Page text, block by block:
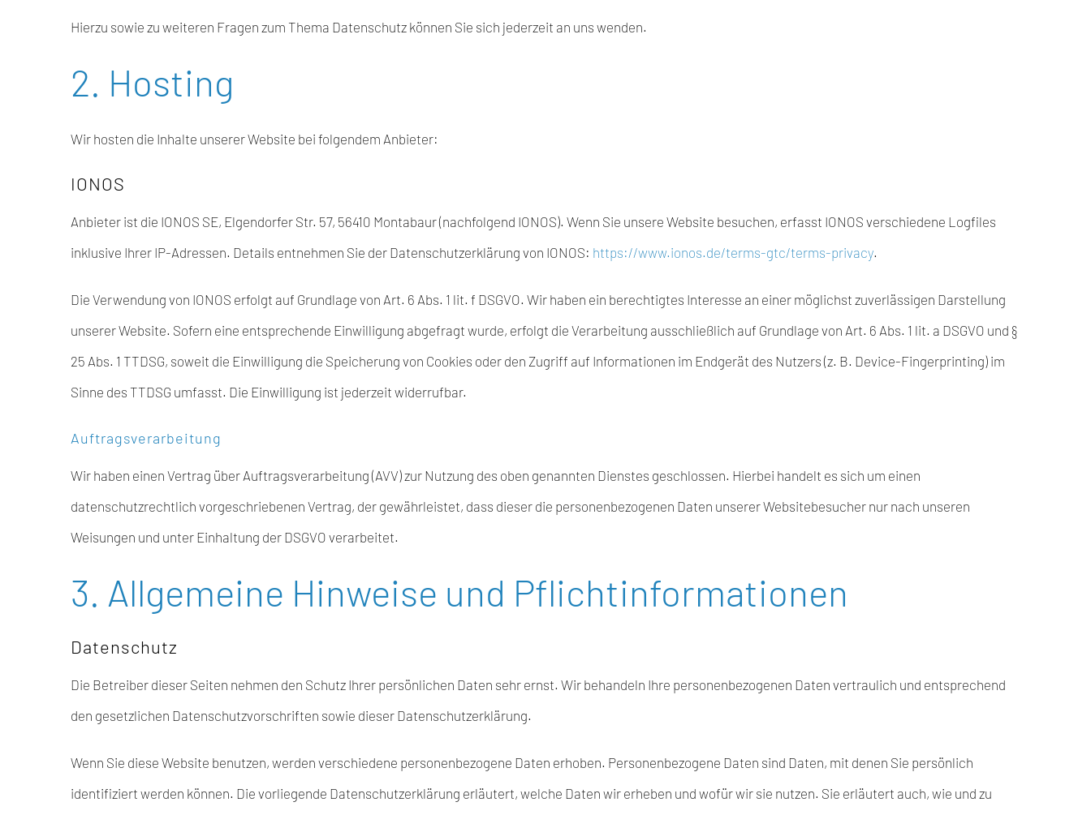
Hierzu sowie zu weiteren Fragen zum Thema Datenschutz können Sie sich jederzeit an uns wenden.
2. Hosting
Wir hosten die Inhalte unserer Website bei folgendem Anbieter:
IONOS
Anbieter ist die IONOS SE, Elgendorfer Str. 57, 56410 Montabaur (nachfolgend IONOS). Wenn Sie unsere Website besuchen, erfasst IONOS verschiedene Logfiles
inklusive Ihrer IP-Adressen. Details entnehmen Sie der Datenschutzerklärung von IONOS: https://www.ionos.de/terms-gtc/terms-privacy.
Die Verwendung von IONOS erfolgt auf Grundlage von Art. 6 Abs. 1 lit. f DSGVO. Wir haben ein berechtigtes Interesse an einer möglichst zuverlässigen Darstellung
unserer Website. Sofern eine entsprechende Einwilligung abgefragt wurde, erfolgt die Verarbeitung ausschließlich auf Grundlage von Art. 6 Abs. 1 lit. a DSGVO und §
25 Abs. 1 TTDSG, soweit die Einwilligung die Speicherung von Cookies oder den Zugriff auf Informationen im Endgerät des Nutzers (z. B. Device-Fingerprinting) im
Sinne des TTDSG umfasst. Die Einwilligung ist jederzeit widerrufbar.
Auftragsverarbeitung
Wir haben einen Vertrag über Auftragsverarbeitung (AVV) zur Nutzung des oben genannten Dienstes geschlossen. Hierbei handelt es sich um einen
datenschutzrechtlich vorgeschriebenen Vertrag, der gewährleistet, dass dieser die personenbezogenen Daten unserer Websitebesucher nur nach unseren
Weisungen und unter Einhaltung der DSGVO verarbeitet.
3. Allgemeine Hinweise und Pflicht­informationen
Datenschutz
Die Betreiber dieser Seiten nehmen den Schutz Ihrer persönlichen Daten sehr ernst. Wir behandeln Ihre personenbezogenen Daten vertraulich und entsprechend
den gesetzlichen Datenschutzvorschriften sowie dieser Datenschutzerklärung.
Wenn Sie diese Website benutzen, werden verschiedene personenbezogene Daten erhoben. Personenbezogene Daten sind Daten, mit denen Sie persönlich
identifiziert werden können. Die vorliegende Datenschutzerklärung erläutert, welche Daten wir erheben und wofür wir sie nutzen. Sie erläutert auch, wie und zu